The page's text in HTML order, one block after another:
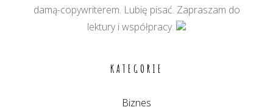
damą-copywriterem. Lubię pisać. Zapraszam do
lektury i współpracy.
KATEGORIE
Biznes